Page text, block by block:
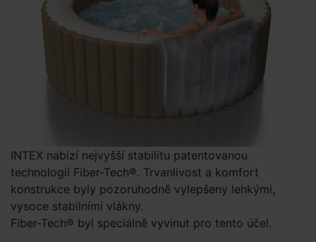
INTEX nabízí nejvyšší stabilitu patentovanou
technologií Fiber-Tech®. Trvanlivost a komfort
konstrukce byly pozoruhodně vylepšeny lehkými,
vysoce stabilními vlákny.
Fiber-Tech® byl speciálně vyvinut pro tento účel.